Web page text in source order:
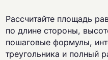
Рассчитайте площадь
по длине стороны,
пошаговые формулы,
треугольника и полный